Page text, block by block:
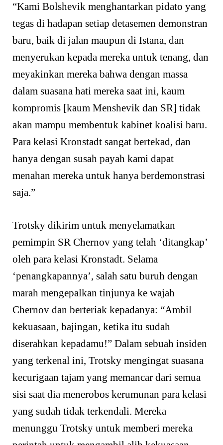
“Kami Bolshevik menghantarkan pidato yang
tegas di hadapan setiap detasemen demonstran
baru, baik di jalan maupun di Istana, dan
menyerukan kepada mereka untuk tenang, dan
meyakinkan mereka bahwa dengan massa
dalam suasana hati mereka saat ini, kaum
kompromis [kaum Menshevik dan SR] tidak
akan mampu membentuk kabinet koalisi baru.
Para kelasi Kronstadt sangat bertekad, dan
hanya dengan susah payah kami dapat
menahan mereka untuk hanya berdemonstrasi
saja.”
Trotsky dikirim untuk menyelamatkan
pemimpin SR Chernov yang telah ‘ditangkap’
oleh para kelasi Kronstadt. Selama
‘penangkapannya’, salah satu buruh dengan
marah mengepalkan tinjunya ke wajah
Chernov dan berteriak kepadanya: “Ambil
kekuasaan, bajingan, ketika itu sudah
diserahkan kepadamu!” Dalam sebuah insiden
yang terkenal ini, Trotsky mengingat suasana
kecurigaan tajam yang memancar dari semua
sisi saat dia menerobos kerumunan para kelasi
yang sudah tidak terkendali. Mereka
menunggu Trotsky untuk memberi mereka